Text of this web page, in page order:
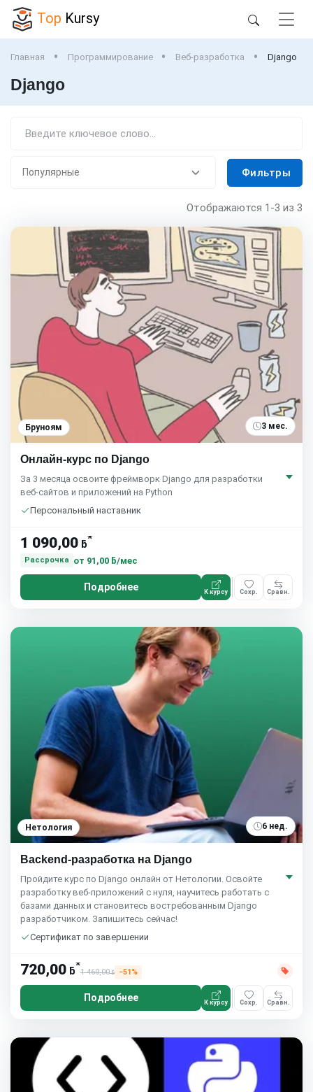
Top Kursy
Главная Программирование Веб-разработка Django
Django
Фильтры
Отображаются 1-3 из 3
Бруноям 3 мес.
Онлайн-курс по Django
За 3 месяца освоите фреймворк Django для разработки
веб-сайтов и приложений на Python
Персональный наставник
1 090,00 ƃ*
Рассрочка от 91,00 ƃ/мес
Подробнее К курсу Сохр. Сравн.
Нетология 6 нед.
Backend-разработка на Django
Пройдите курс по Django онлайн от Нетологии. Освойте
разработку веб-приложений с нуля, научитесь работать с
базами данных и становитесь востребованным Django
разработчиком. Запишитесь сейчас!
Сертификат по завершении
720,00 ƃ*
1 460,00ƃ −51%
Подробнее К курсу Сохр. Сравн.